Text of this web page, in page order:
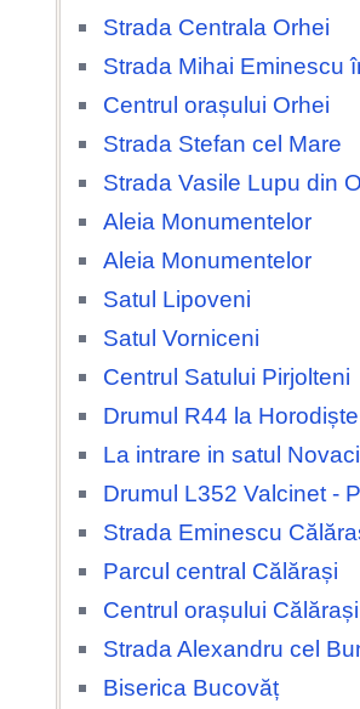
Strada Centrala Orhei
Strada Mihai Eminescu
Centrul orașului Orhei
Strada Stefan cel Mare
Strada Vasile Lupu din
Aleia Monumentelor
Aleia Monumentelor
Satul Lipoveni
Satul Vorniceni
Centrul Satului Pirjolteni
Drumul R44 la Horodiște
La intrare in satul Novaci
Drumul L352 Valcinet -
Strada Eminescu
Parcul central Călărași
Centrul orașului Călărași
Strada Alexandru cel
Biserica Bucovăț